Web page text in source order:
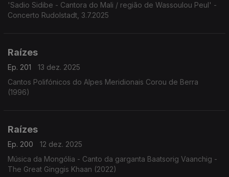
'Sadio Sidibe - Cantora do Mali / região de Wassoulou Peul' -
Concerto Rudolstadt, 3.7.2025
Raízes
Ep. 201
13 dez. 2025
Cantos Polifónicos do Alpes Meridionais Corou de Berra
(1996)
Raízes
Ep. 200
12 dez. 2025
Música da Mongólia - Canto da garganta Baatsorig Vaanchig -
The Great Ginggis Khaan (2022)